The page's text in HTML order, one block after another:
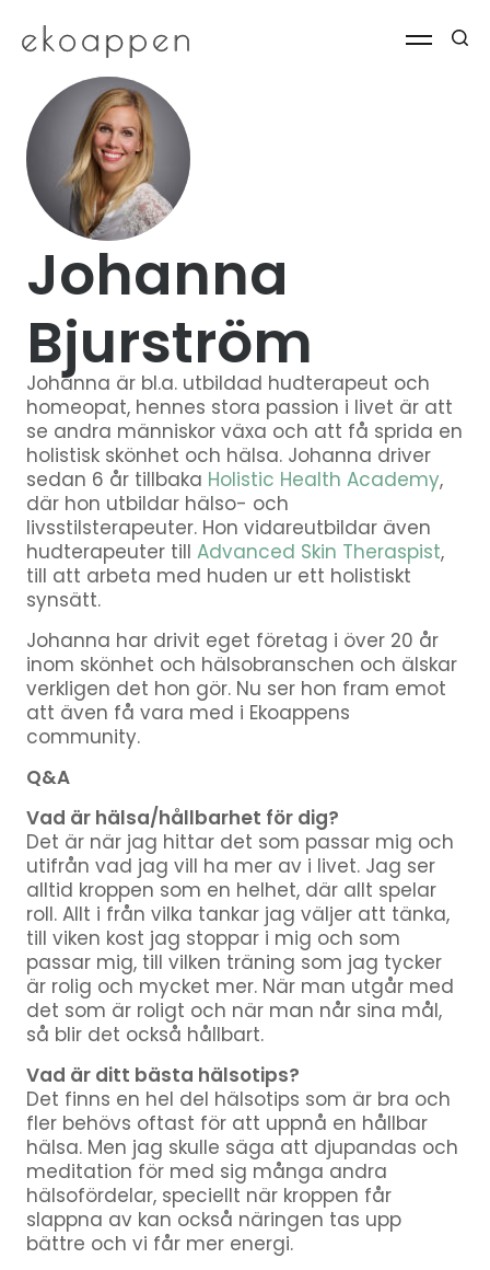
Johanna
Bjurström
Johanna är bl.a. utbildad hudterapeut och
homeopat, hennes stora passion i livet är att
se andra människor växa och att få sprida en
holistisk skönhet och hälsa. Johanna driver
sedan 6 år tillbaka Holistic Health Academy,
där hon utbildar hälso- och
livsstilsterapeuter. Hon vidareutbildar även
hudterapeuter tillAdvanced Skin Theraspist,
till att arbeta med huden ur ett holistiskt
synsätt.
Johanna har drivit eget företag i över 20 år
inom skönhet och hälsobranschen och älskar
verkligen det hon gör. Nu ser hon fram emot
att även få vara med i Ekoappens
community.
Q&A
Vad är hälsa/hållbarhet för dig?
Det är när jag hittar det som passar mig och
utifrån vad jag vill ha mer av i livet. Jag ser
alltid kroppen som en helhet, där allt spelar
roll. Allt i från vilka tankar jag väljer att tänka,
till viken kost jag stoppar i mig och som
passar mig, till vilken träning som jag tycker
är rolig och mycket mer. När man utgår med
det som är roligt och när man når sina mål,
så blir det också hållbart.
Vad är ditt bästa hälsotips?
Det finns en hel del hälsotips som är bra och
fler behövs oftast för att uppnå en hållbar
hälsa. Men jag skulle säga att djupandas och
meditation för med sig många andra
hälsofördelar, speciellt när kroppen får
slappna av kan också näringen tas upp
bättre och vi får mer energi.